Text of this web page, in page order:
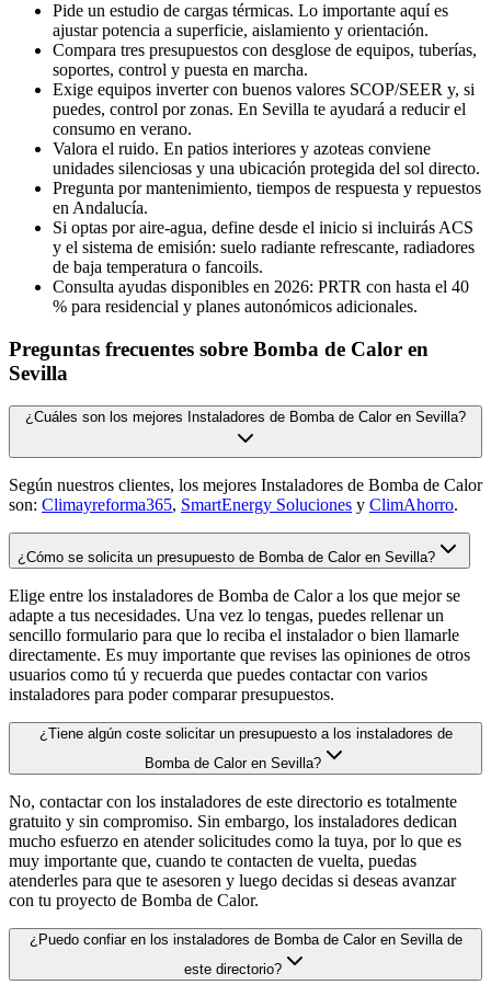
Pide un estudio de cargas térmicas. Lo importante aquí es
ajustar potencia a superficie, aislamiento y orientación.
Compara tres presupuestos con desglose de equipos, tuberías,
soportes, control y puesta en marcha.
Exige equipos inverter con buenos valores SCOP/SEER y, si
puedes, control por zonas. En Sevilla te ayudará a reducir el
consumo en verano.
Valora el ruido. En patios interiores y azoteas conviene
unidades silenciosas y una ubicación protegida del sol directo.
Pregunta por mantenimiento, tiempos de respuesta y repuestos
en Andalucía.
Si optas por aire-agua, define desde el inicio si incluirás ACS
y el sistema de emisión: suelo radiante refrescante, radiadores
de baja temperatura o fancoils.
Consulta ayudas disponibles en 2026: PRTR con hasta el 40
% para residencial y planes autonómicos adicionales.
Preguntas frecuentes sobre Bomba de Calor en
Sevilla
¿Cuáles son los mejores Instaladores de Bomba de Calor en Sevilla?
Según nuestros clientes, los mejores Instaladores de Bomba de Calor
son: Climayreforma365, SmartEnergy Soluciones y ClimAhorro.
¿Cómo se solicita un presupuesto de Bomba de Calor en Sevilla?
Elige entre los instaladores de Bomba de Calor a los que mejor se
adapte a tus necesidades. Una vez lo tengas, puedes rellenar un
sencillo formulario para que lo reciba el instalador o bien llamarle
directamente. Es muy importante que revises las opiniones de otros
usuarios como tú y recuerda que puedes contactar con varios
instaladores para poder comparar presupuestos.
¿Tiene algún coste solicitar un presupuesto a los instaladores de
Bomba de Calor en Sevilla?
No, contactar con los instaladores de este directorio es totalmente
gratuito y sin compromiso. Sin embargo, los instaladores dedican
mucho esfuerzo en atender solicitudes como la tuya, por lo que es
muy importante que, cuando te contacten de vuelta, puedas
atenderles para que te asesoren y luego decidas si deseas avanzar
con tu proyecto de Bomba de Calor.
¿Puedo confiar en los instaladores de Bomba de Calor en Sevilla de
este directorio?